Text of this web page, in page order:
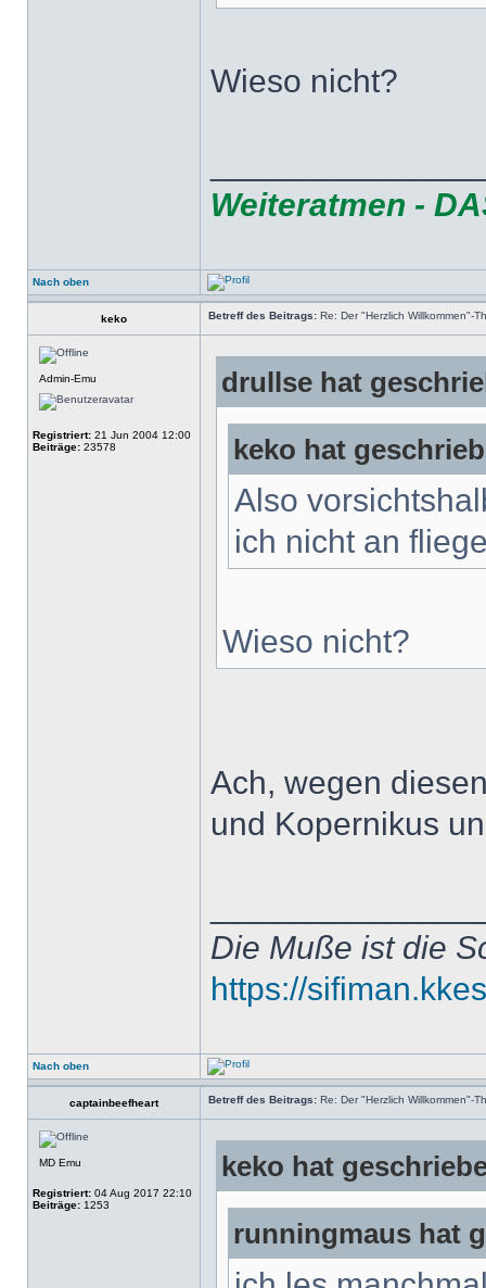
Wieso nicht?
Weiteratmen -
Nach oben
keko Betreff des Beitrags: Re: Der "Herzlich Willkommen"-
Admin-Emu
Registriert: 21 Jun 2004 12:00
Beiträge: 23578
drullse hat
keko hat
Also
ich nicht an
Wieso nicht?
Ach, wegen
und Kopernikus
Die Muße ist die
https://
Nach oben
captainbeefheart Betreff des Beitrags: Re: Der "Herzlich Willkommen"-
MD Emu
Registriert: 04 Aug 2017 22:10
Beiträge: 1253
keko hat
runningmaus hat